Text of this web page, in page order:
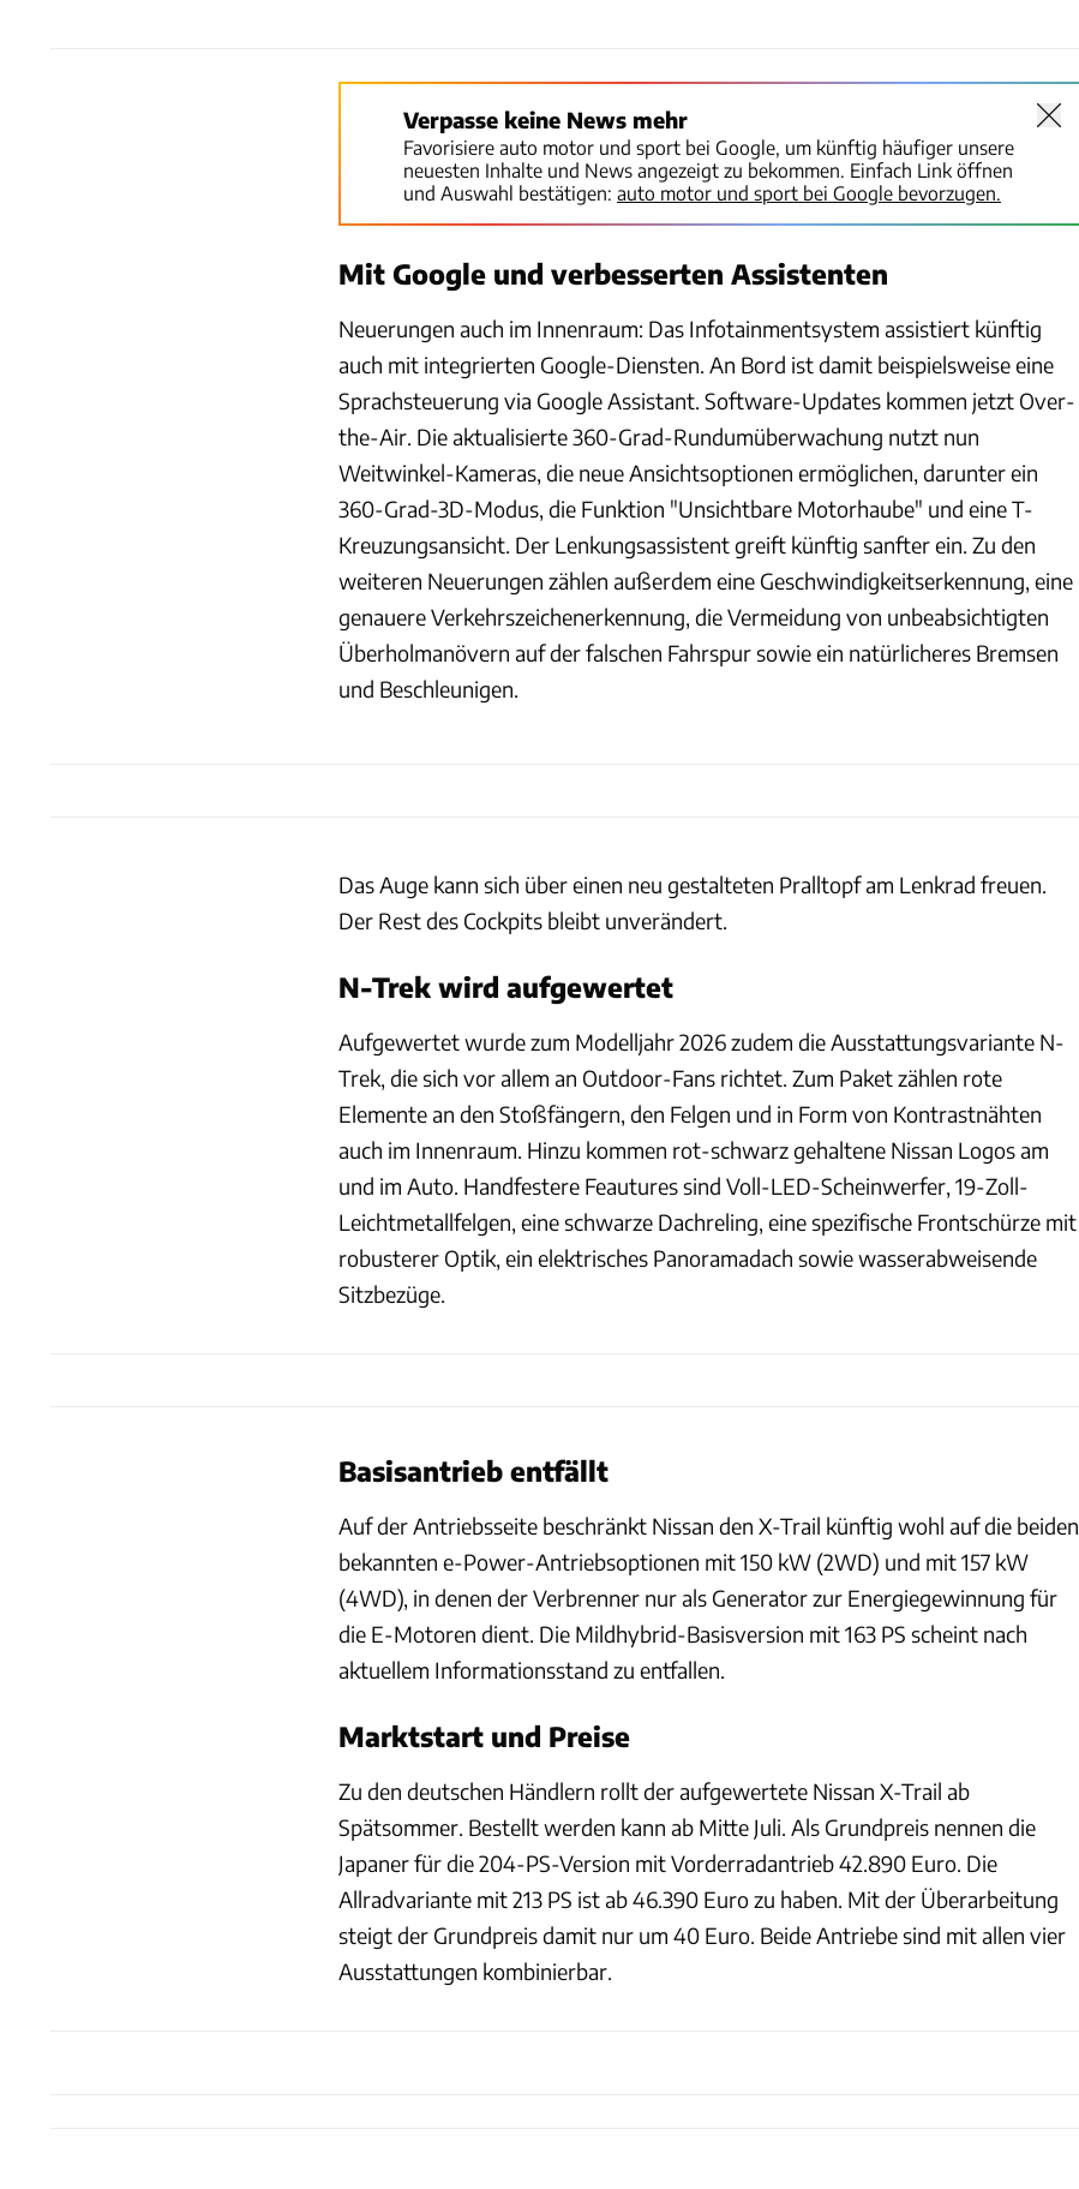
Verpasse keine News mehr
Favorisiere auto motor und sport bei Google, um künftig häufiger unsere
neuesten Inhalte und News angezeigt zu bekommen. Einfach Link öffnen
und Auswahl bestätigen: auto motor und sport bei Google bevorzugen.
Mit Google und verbesserten Assistenten
Neuerungen auch im Innenraum: Das Infotainmentsystem assistiert künftig
auch mit integrierten Google-Diensten. An Bord ist damit beispielsweise eine
Sprachsteuerung via Google Assistant. Software-Updates kommen jetzt Over-
the-Air. Die aktualisierte 360-Grad-Rundumüberwachung nutzt nun
Weitwinkel-Kameras, die neue Ansichtsoptionen ermöglichen, darunter ein
360-Grad-3D-Modus, die Funktion "Unsichtbare Motorhaube" und eine T-
Kreuzungsansicht. Der Lenkungsassistent greift künftig sanfter ein. Zu den
weiteren Neuerungen zählen außerdem eine Geschwindigkeitserkennung, eine
genauere Verkehrszeichenerkennung, die Vermeidung von unbeabsichtigten
Überholmanövern auf der falschen Fahrspur sowie ein natürlicheres Bremsen
und Beschleunigen.
Das Auge kann sich über einen neu gestalteten Pralltopf am Lenkrad freuen.
Der Rest des Cockpits bleibt unverändert.
N-Trek wird aufgewertet
Aufgewertet wurde zum Modelljahr 2026 zudem die Ausstattungsvariante N-
Trek, die sich vor allem an Outdoor-Fans richtet. Zum Paket zählen rote
Elemente an den Stoßfängern, den Felgen und in Form von Kontrastnähten
auch im Innenraum. Hinzu kommen rot-schwarz gehaltene Nissan Logos am
und im Auto. Handfestere Feautures sind Voll-LED-Scheinwerfer, 19-Zoll-
Leichtmetallfelgen, eine schwarze Dachreling, eine spezifische Frontschürze mit
robusterer Optik, ein elektrisches Panoramadach sowie wasserabweisende
Sitzbezüge.
Basisantrieb entfällt
Auf der Antriebsseite beschränkt Nissan den X-Trail künftig wohl auf die beiden
bekannten e-Power-Antriebsoptionen mit 150 kW (2WD) und mit 157 kW
(4WD), in denen der Verbrenner nur als Generator zur Energiegewinnung für
die E-Motoren dient. Die Mildhybrid-Basisversion mit 163 PS scheint nach
aktuellem Informationsstand zu entfallen.
Marktstart und Preise
Zu den deutschen Händlern rollt der aufgewertete Nissan X-Trail ab
Spätsommer. Bestellt werden kann ab Mitte Juli. Als Grundpreis nennen die
Japaner für die 204-PS-Version mit Vorderradantrieb 42.890 Euro. Die
Allradvariante mit 213 PS ist ab 46.390 Euro zu haben. Mit der Überarbeitung
steigt der Grundpreis damit nur um 40 Euro. Beide Antriebe sind mit allen vier
Ausstattungen kombinierbar.